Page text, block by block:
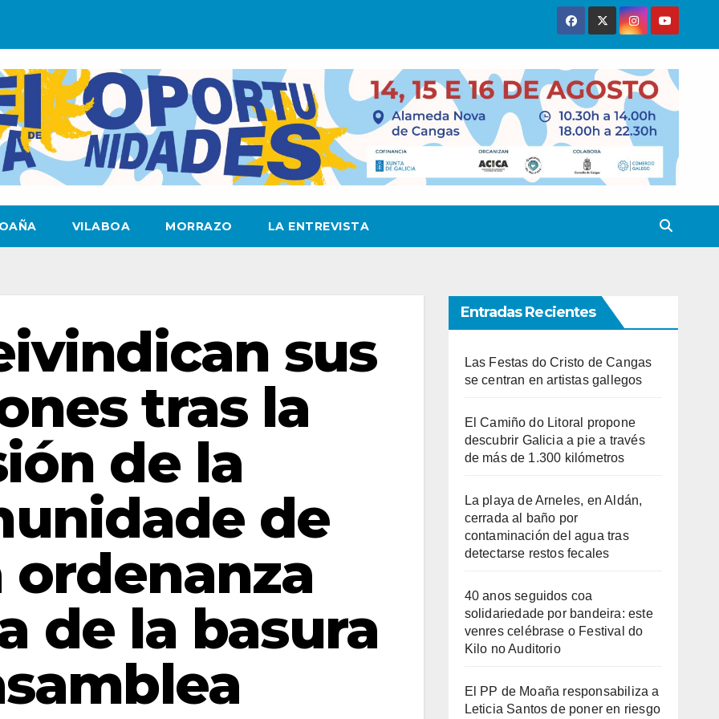
VILABOA MORRAZO LA ENTREVISTA
sus
tras la
de la
de
ordenanza
de la basura
Entradas Recientes
Las Festas do Cristo de Cangas
se centran en artistas gallegos
El Camiño do Litoral propone
descubrir Galicia a pie a través
de más de 1.300 kilómetros
La playa de Arneles, en Aldán,
cerrada al baño por
contaminación del agua tras
detectarse restos fecales
40 anos seguidos coa
solidariedade por bandeira: este
venres celébrase o Festival do
Kilo no Auditorio
El PP de Moaña responsabiliza a
Leticia Santos de poner en riesgo